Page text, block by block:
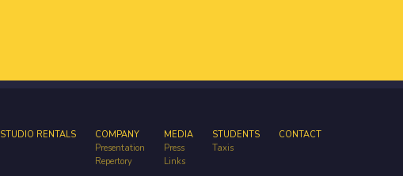
STUDIO RENTALS
COMPANY
Presentation
Repertory
MEDIA
Press
Links
STUDENTS
Taxis
CONTACT